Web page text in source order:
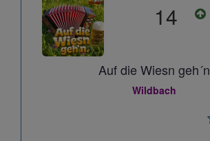
14
Auf die Wiesn geh´n
Wildbach